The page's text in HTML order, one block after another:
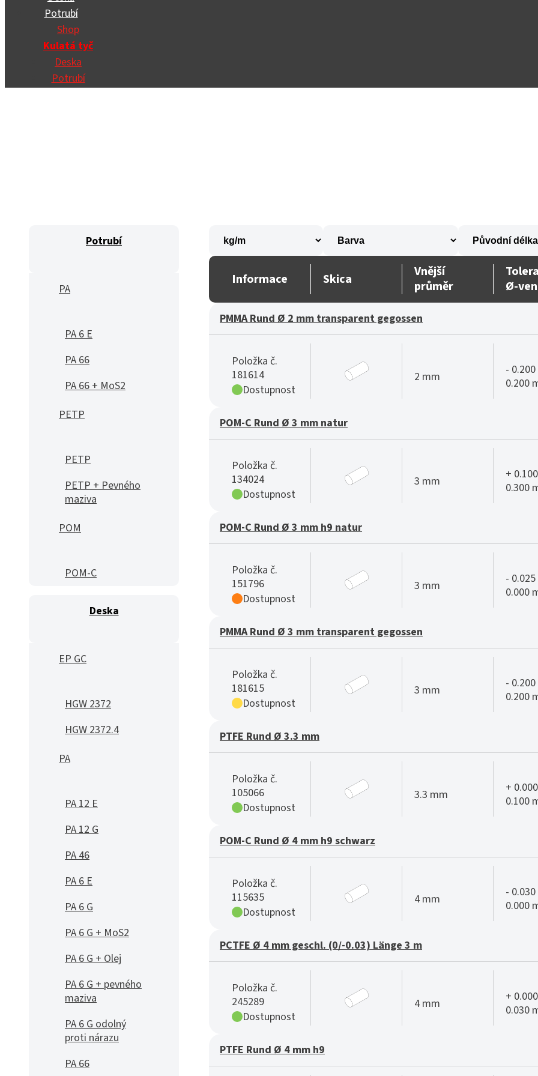
Potrubí
Shop
Kulatá tyč
Deska
Potrubí
Potrubí
PA
PA 6 E
PA 66
PA 66 + MoS2
PETP
PETP
PETP + Pevného
maziva
POM
POM-C
Deska
EP GC
HGW 2372
HGW 2372.4
PA
PA 12 E
PA 12 G
PA 46
PA 6 E
PA 6 G
PA 6 G + MoS2
PA 6 G + Olej
PA 6 G + pevného
maziva
PA 6 G odolný
proti nárazu
PA 66
Informace Skica
Vnější
průměr
Ø-
PMMA Rund Ø 2 mm transparent gegossen
Položka č.
181614
Dostupnost
2 mm
-
0.200
POM-C Rund Ø 3 mm natur
Položka č.
134024
Dostupnost
3 mm
+
0.300
POM-C Rund Ø 3 mm h9 natur
Položka č.
151796
Dostupnost
3 mm
-
0.000
PMMA Rund Ø 3 mm transparent gegossen
Položka č.
181615
Dostupnost
3 mm
-
0.200
PTFE Rund Ø 3.3 mm
Položka č.
105066
Dostupnost
3.3 mm
+
0.100
POM-C Rund Ø 4 mm h9 schwarz
Položka č.
115635
Dostupnost
4 mm
-
0.000
PCTFE Ø 4 mm geschl. (0/-0.03) Länge 3 m
Položka č.
245289
Dostupnost
4 mm
+
0.030
PTFE Rund Ø 4 mm h9